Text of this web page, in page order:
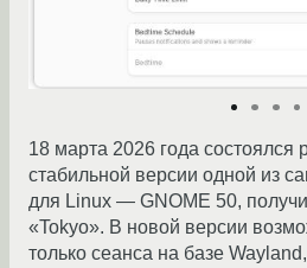
18 марта 2026 года состоялся
стабильной версии одной из
для Linux — GNOME 50,
«Tokyo». В новой версии
только сеанса на базе